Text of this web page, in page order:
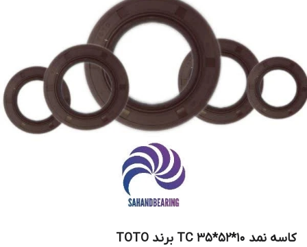
کاسه نمد 10*52*35 TC برند TOTO